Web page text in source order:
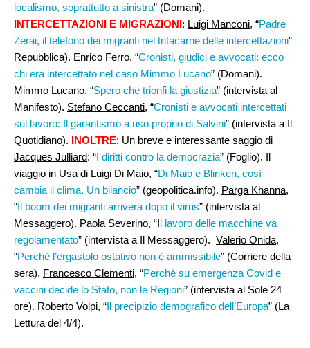
localismo, soprattutto a sinistra” (Domani).
INTERCETTAZIONI E MIGRAZIONI: Luigi Manconi, “Padre
Zerai, il telefono dei migranti nel tritacarne delle intercettazioni”
Repubblica). Enrico Ferro, “Cronisti, giudici e avvocati: ecco
chi era intercettato nel caso Mimmo Lucano” (Domani).
Mimmo Lucano, “Spero che trionfi la giustizia” (intervista al
Manifesto). Stefano Ceccanti, “Cronisti e avvocati intercettati
sul lavoro: Il garantismo a uso proprio di Salvini” (intervista a Il
Quotidiano). INOLTRE: Un breve e interessante saggio di
Jacques Julliard: “I diritti contro la democrazia” (Foglio). Il
viaggio in Usa di Luigi Di Maio, “Di Maio e Blinken, così
cambia il clima. Un bilancio” (geopolitica.info). Parga Khanna,
“Il boom dei migranti arriverà dopo il virus” (intervista al
Messaggero). Paola Severino, “Il lavoro delle macchine va
regolamentato” (intervista a Il Messaggero). Valerio Onida,
“Perché l’ergastolo ostativo non è ammissibile” (Corriere della
sera). Francesco Clementi, “Perché su emergenza Covid e
vaccini decide lo Stato, non le Regioni” (intervista al Sole 24
ore). Roberto Volpi, “Il precipizio demografico dell’Europa” (La
Lettura del 4/4).